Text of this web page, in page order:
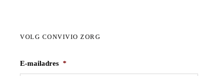
VOLG CONVIVIO ZORG
E-mailadres *